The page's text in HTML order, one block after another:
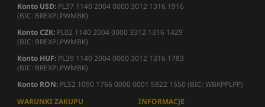
Konto USD: PL37 1140 2004 0000 3012 1316 1916
(BIC: BREXPLPWMBK)
Konto CZK: PL02 1140 2004 0000 3312 1316 1429
(BIC: BREXPLPWMBK)
Konto HUF: PL39 1140 2004 0000 3012 1316 1783
(BIC: BREXPLPWMBK)
Konto RON: PL52 1090 1766 0000 0001 5822 1550 (BIC: WBKPPLPP)
WARUNKI ZAKUPU
INFORMACJE